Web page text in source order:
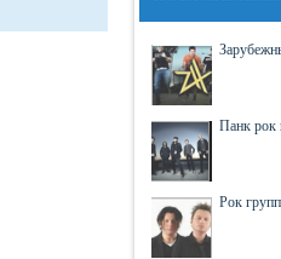
Панк рок
Рок